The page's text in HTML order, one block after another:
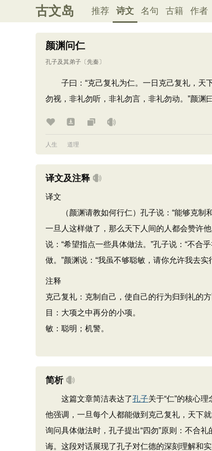
古文岛 推荐 诗文 名句 古籍 作者
颜渊问仁
孔子及其弟子 〔先秦〕
子曰：“克己复礼为仁。一日克己复礼，天下
勿视，非礼勿听，非礼勿言，非礼勿动。”颜渊
人生 道理
译文及注释
译文
（颜渊请教如何行仁）孔子说：“能够克制和
一旦人这样做了，那么天下人间的人都会赞许
说：“希望指点一些具体做法。”孔子说：“不合
做。”颜渊说：“我虽不够聪敏，请你允许我去实
注释
克己复礼：克制自己，使自己的行为归到礼的
目：大项之中再分的小项。
敏：聪明；机警。
简析
这篇文章简洁表达了孔子关于“仁”的核心
他强调，一旦每个人都能做到克己复礼，天下
询问具体做法时，孔子提出“四勿”原则：不合
诲。这段对话展现了孔子对仁德的深刻理解和